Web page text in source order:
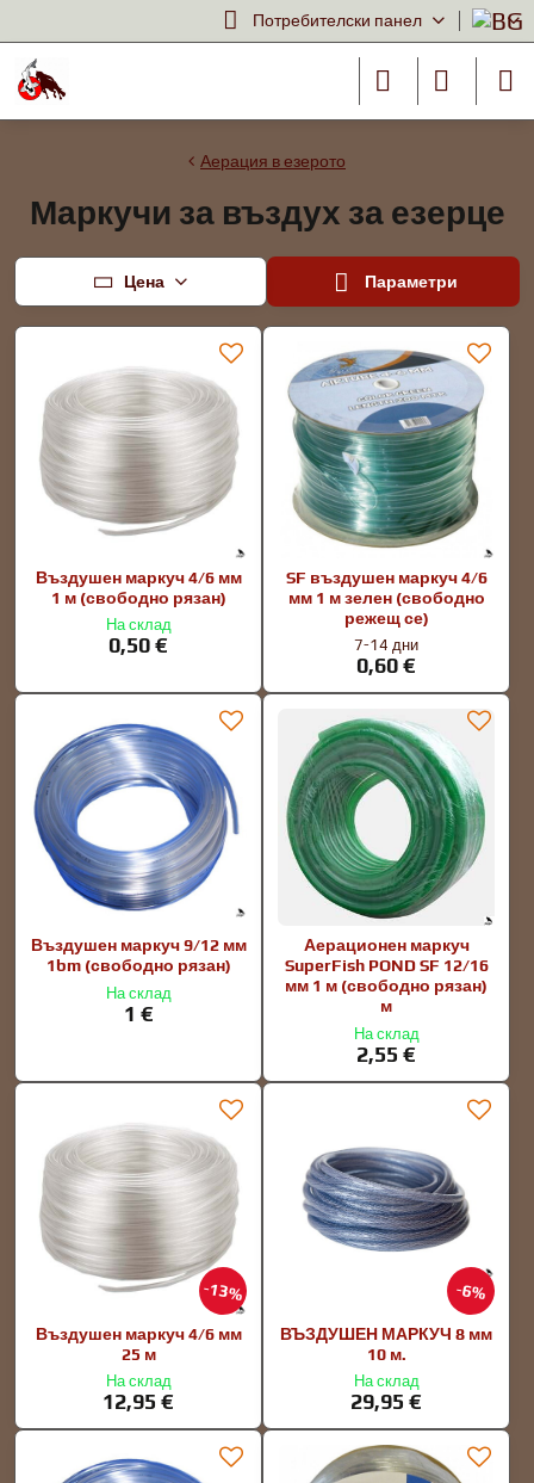
Потребителски панел
Аерация в езерото
Маркучи за въздух за езерце
Цена Параметри
Въздушен маркуч 4/6 мм
1 м (свободно рязан)
На склад
0,50 €
SF въздушен маркуч 4/6
мм 1 м зелен (свободно
режещ се)
7-14 дни
0,60 €
Въздушен маркуч 9/12 мм
1bm (свободно рязан)
На склад
1 €
Аерационен маркуч
SuperFish POND SF 12/16
мм 1 м (свободно рязан)
м
На склад
2,55 €
13%
Въздушен маркуч 4/6 мм
25 м
На склад
12,95 €
6%
ВЪЗДУШЕН МАРКУЧ 8 мм
10 м.
На склад
29,95 €